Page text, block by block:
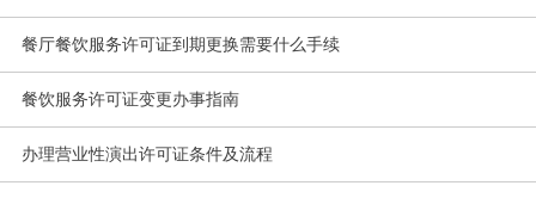
餐厅餐饮服务许可证到期更换需要什么手续
餐饮服务许可证变更办事指南
办理营业性演出许可证条件及流程